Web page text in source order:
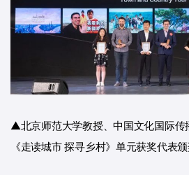
▲北京师范大学教授、中国文化国际传
《走读城市 探寻乡村》单元获奖代表颁